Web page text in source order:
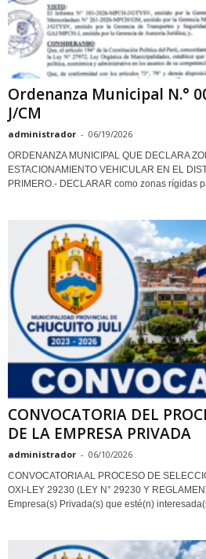
Ordenanza Municipal N.°
J/CM
administrador - 06/19/2026
ORDENANZA MUNICIPAL QUE DECLARA
ESTACIONAMIENTO VEHICULAR EN EL
PRIMERO.- DECLARAR como zonas rígidas
CONVOCATORIA DEL
DE LA EMPRESA PRIVADA
administrador - 06/10/2026
CONVOCATORIA AL PROCESO DE
OXI-LEY 29230 (LEY N° 29230 Y
Empresa(s) Privada(s) que esté(n)